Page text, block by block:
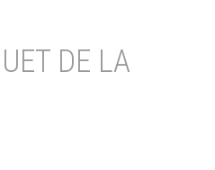
DE LA